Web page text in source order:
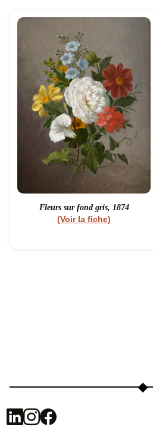
Fleurs sur fond gris, 1874
(Voir la fiche)